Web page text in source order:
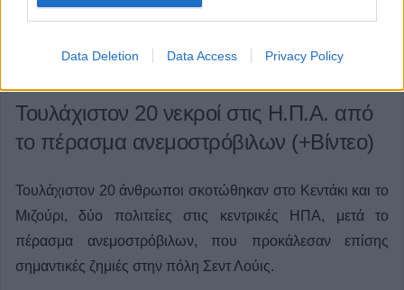
Data Deletion Data Access Privacy Policy
Τουλάχιστον 20 νεκροί στις Η.Π.Α. από
το πέρασμα ανεμοστρόβιλων (+Βίντεο)
Τουλάχιστον 20 άνθρωποι σκοτώθηκαν στο Κεντάκι και το
Μιζούρι, δύο πολιτείες στις κεντρικές ΗΠΑ, μετά το
πέρασμα ανεμοστρόβιλων, που προκάλεσαν επίσης
σημαντικές ζημιές στην πόλη Σεντ Λούις.